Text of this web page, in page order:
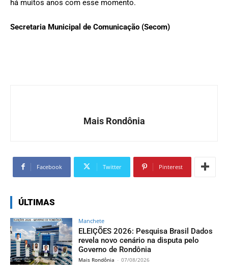
há muitos anos com esse momento.
Secretaria Municipal de Comunicação (Secom)
Mais Rondônia
Facebook Twitter Pinterest
ÚLTIMAS
Manchete
ELEIÇÕES 2026: Pesquisa Brasil Dados
revela novo cenário na disputa pelo
Governo de Rondônia
Mais Rondônia - 07/08/2026